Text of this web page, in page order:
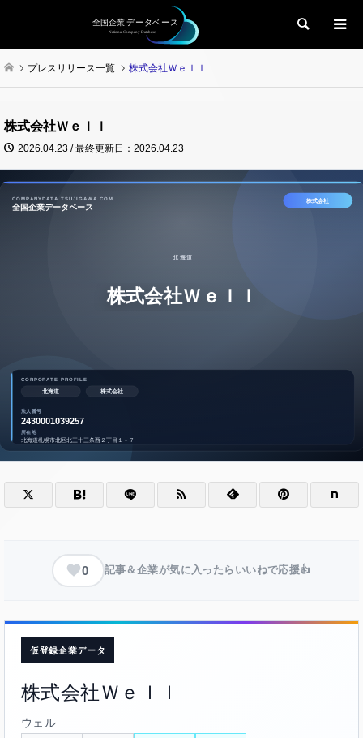
検索
プレスリリース一覧 株式会社Ｗｅｌｌ
株式会社Ｗｅｌｌ
2026.04.23 / 最終更新日：2026.04.23
0 記事＆企業が気に入ったらいいねで応援👍
仮登録企業データ
株式会社Ｗｅｌｌ
ウェル